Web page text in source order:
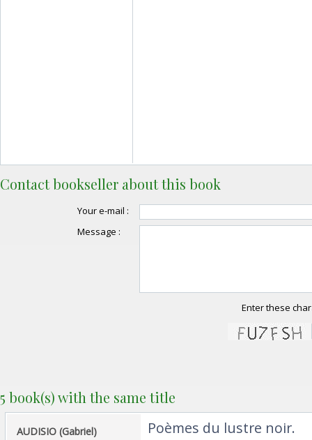
Contact bookseller about this book
Your e-mail :
Message :
Enter these
5 book(s) with the same title
‎AUDISIO (Gabriel)‎ ‎Poèmes du lustre noir.‎